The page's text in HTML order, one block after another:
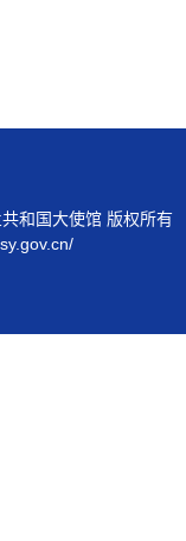
和国大使馆 版权所有